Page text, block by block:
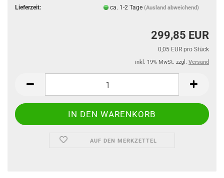
Lieferzeit:
ca. 1-2 Tage (Ausland abweichend)
299,85 EUR
0,05 EUR pro Stück
inkl. 19% MwSt. zzgl. Versand
AUF DEN MERKZETTEL